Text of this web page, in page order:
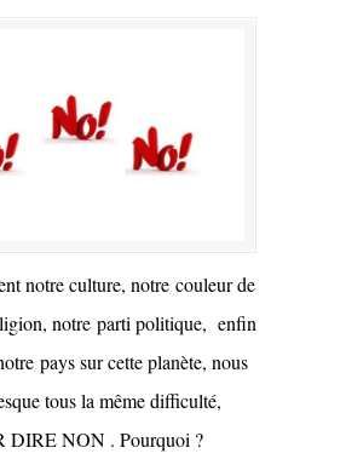
notre culture, notre couleur de
notre parti politique, enfin
pays sur cette planète, nous
tous la même difficulté,
DIRE NON . Pourquoi ?